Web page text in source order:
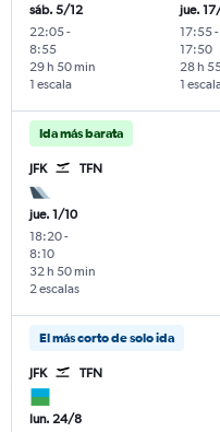
sáb. 5/12
22:05-
8:55
1 escala
29 h 50 min
jue.
17:55-
17:50
1
28 h
Ida más barata
JFK TFN
jue. 1/10
18:20-
8:10
2 escalas
32 h 50 min
El más corto de solo ida
JFK TFN
lun. 24/8